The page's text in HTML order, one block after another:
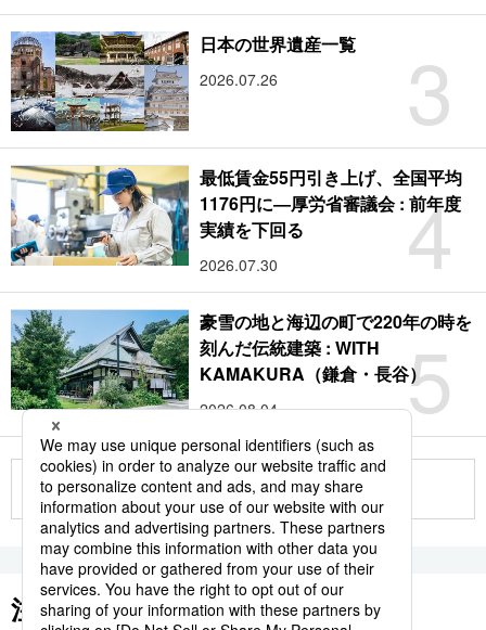
3
日本の世界遺産一覧
2026.07.26
4
最低賃金55円引き上げ、全国平均
1176円に―厚労省審議会 : 前年度
実績を下回る
2026.07.30
5
豪雪の地と海辺の町で220年の時を
刻んだ伝統建築 : WITH
KAMAKURA（鎌倉・長谷）
2026.08.04
もっと見る
注目のキーワード